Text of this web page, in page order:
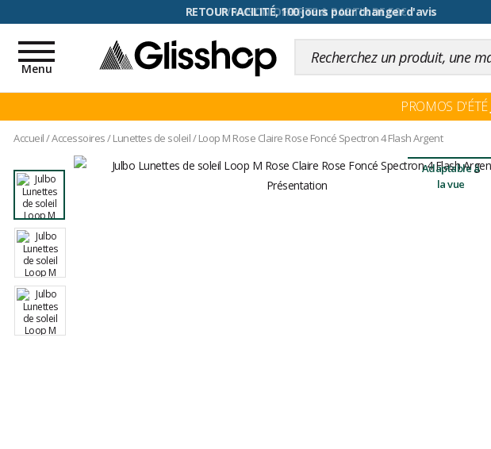
RETOUR FACILITÉ, 100 jours pour changer d'avis
Toggle
navigation
Menu
PROMOS D'ÉTÉ
Accueil/Accessoires/Lunettes de soleil/Loop M Rose Claire Rose Foncé Spectron 4 Flash Argent
Adaptable à
la vue